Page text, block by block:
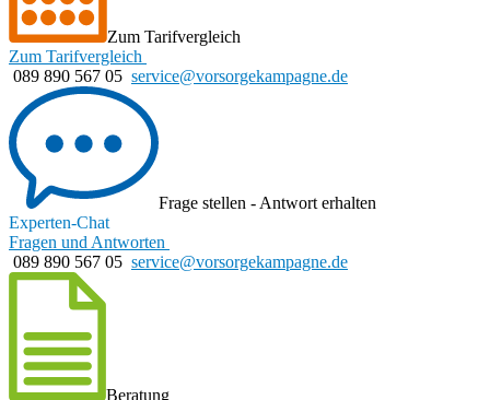
Zum Tarifvergleich
Zum Tarifvergleich
089 890 567 05 service@vorsorgekampagne.de
Frage stellen - Antwort erhalten
Experten-Chat
Fragen und Antworten
089 890 567 05 service@vorsorgekampagne.de
Beratung